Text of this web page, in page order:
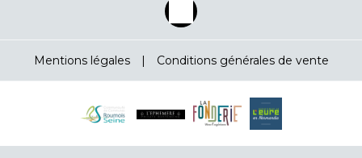
Mentions légales | Conditions générales de vente